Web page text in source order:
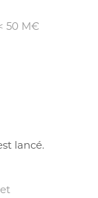
50 M€
lancé.